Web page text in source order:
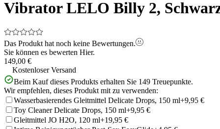
3
Vibrator LELO Billy 2,
Das Produkt hat noch keine Bewertungen.
Sie können es bewerten Hier.
149,00 €
Kostenloser Versand
Beim Kauf dieses Produkts erhalten Sie 149 Treuepunkte.
Wir empfehlen, dieses Produkt mit zu verwenden:
Wasserbasierendes Gleitmittel Delicate Drops, 150 ml+9,95 €
Toy Cleaner Delicate Drops, 150 ml+9,95 €
Gleitmittel JO H2O, 120 ml+19,95 €